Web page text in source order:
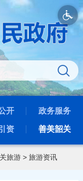
开 政务服务
资 善美韶关
旅游> 旅游资讯